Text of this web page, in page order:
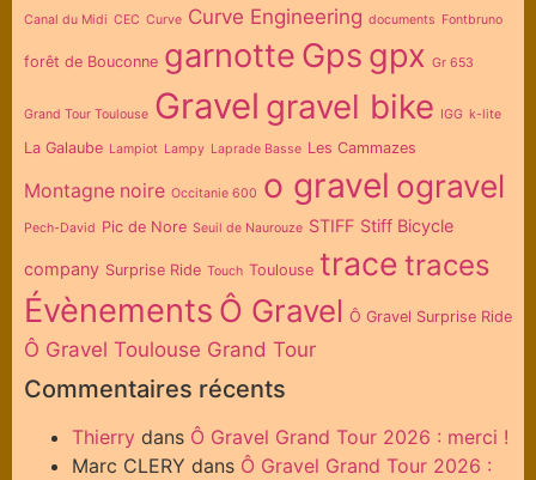
Canal du Midi CEC Curve Curve Engineering documents Fontbruno
forêt de Bouconne garnotte Gps gpx Gr 653
Grand Tour Toulouse Gravel gravel bike IGG k-lite
La Galaube Lampiot Lampy Laprade Basse Les Cammazes
Montagne noire Occitanie 600 o gravel ogravel
Pech-David Pic de Nore Seuil de Naurouze STIFF Stiff Bicycle
company Surprise Ride Touch Toulouse trace traces
Évènements Ô Gravel Ô Gravel Surprise Ride
Ô Gravel Toulouse Grand Tour
Commentaires récents
Thierry dans Ô Gravel Grand Tour 2026 : merci !
Marc CLERY dans Ô Gravel Grand Tour 2026 :